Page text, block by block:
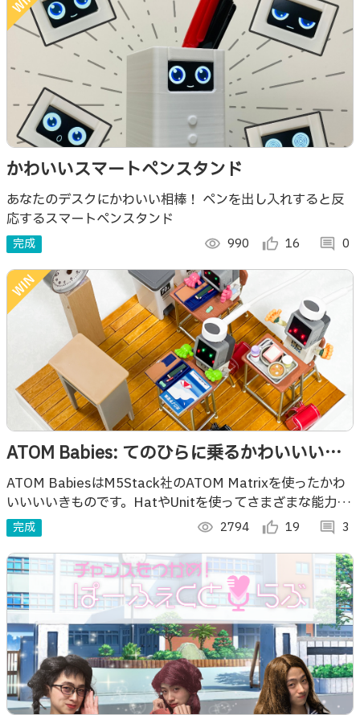
かわいいスマートペンスタンド
あなたのデスクにかわいい相棒！ ペンを出し入れすると反
応するスマートペンスタンド
完成 visibility 990 thumb_up_alt 16 comment 0
ATOM Babies: てのひらに乗るかわいいいき
もの
ATOM BabiesはM5Stack社のATOM Matrixを使ったかわ
いいいいきものです。HatやUnitを使ってさまざまな能力を
持つATOM Babiesをつくることができます。
完成 visibility 2794 thumb_up_alt 19 comment 3